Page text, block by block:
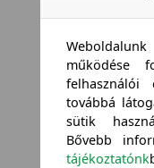
működése
felhasználói
továbbá
sütik
Bővebb
tájékoztatónk